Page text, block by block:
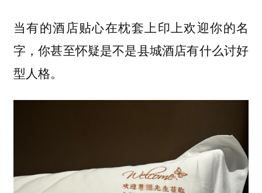
当有的酒店贴心在枕套上印上欢迎你的名
字，你甚至怀疑是不是县城酒店有什么讨好
型人格。